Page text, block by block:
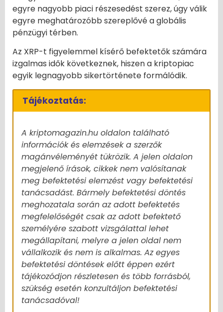
egyre nagyobb piaci részesedést szerez, úgy válik
egyre meghatározóbb szereplővé a globális
pénzügyi térben.
Az XRP-t figyelemmel kísérő befektetők számára
izgalmas idők következnek, hiszen a kriptopiac
egyik legnagyobb sikertörténete formálódik.
Tájékoztatás:
A kriptomagazin.hu oldalon található
információk és elemzések a szerzők
magánvéleményét tükrözik. A jelen oldalon
megjelenő írások, cikkek nem valósítanak
meg befektetési elemzést vagy befektetési
tanácsadást. Bármely befektetési döntés
meghozatala során az adott befektetés
megfelelőségét csak az adott befektető
személyére szabott vizsgálattal lehet
megállapítani, melyre a jelen oldal nem
vállalkozik és nem is alkalmas. Az egyes
befektetési döntések előtt éppen ezért
tájékozódjon részletesen és több forrásból,
szükség esetén konzultáljon befektetési
tanácsadóval!